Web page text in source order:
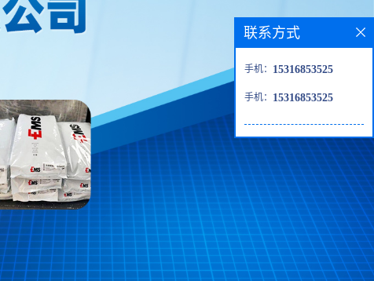
联系方式
手机： 15316853525
手机： 15316853525